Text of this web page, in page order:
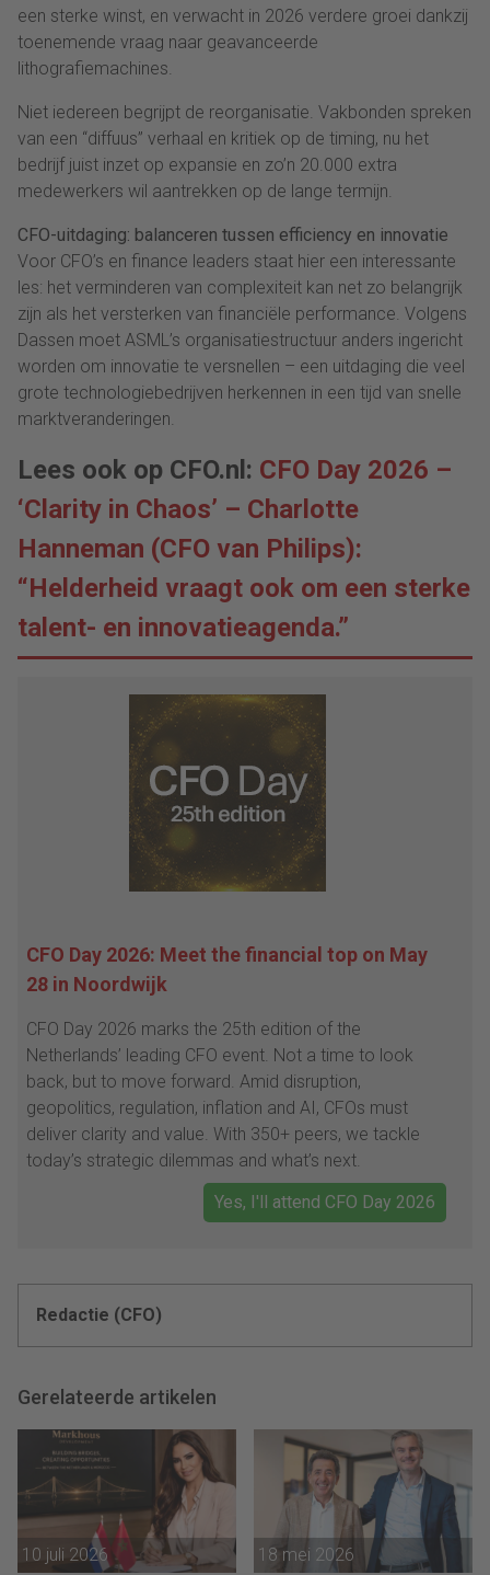
een sterke winst, en verwacht in 2026 verdere groei dankzij
toenemende vraag naar geavanceerde
lithografiemachines.
Niet iedereen begrijpt de reorganisatie. Vakbonden spreken
van een “diffuus” verhaal en kritiek op de timing, nu het
bedrijf juist inzet op expansie en zo’n 20.000 extra
medewerkers wil aantrekken op de lange termijn.
CFO-uitdaging: balanceren tussen efficiency en innovatie
Voor CFO’s en finance leaders staat hier een interessante
les: het verminderen van complexiteit kan net zo belangrijk
zijn als het versterken van financiële performance. Volgens
Dassen moet ASML’s organisatiestructuur anders ingericht
worden om innovatie te versnellen – een uitdaging die veel
grote technologiebedrijven herkennen in een tijd van snelle
marktveranderingen.
Lees ook op CFO.nl: CFO Day 2026 –
‘Clarity in Chaos’ – Charlotte
Hanneman (CFO van Philips):
“Helderheid vraagt ook om een sterke
talent- en innovatieagenda.”
CFO Day 2026: Meet the financial top on May
28 in Noordwijk
CFO Day 2026 marks the 25th edition of the
Netherlands’ leading CFO event. Not a time to look
back, but to move forward. Amid disruption,
geopolitics, regulation, inflation and AI, CFOs must
deliver clarity and value. With 350+ peers, we tackle
today’s strategic dilemmas and what’s next.
Yes, I'll attend CFO Day 2026
Redactie (CFO)
Gerelateerde artikelen
10 juli 2026 18 mei 2026